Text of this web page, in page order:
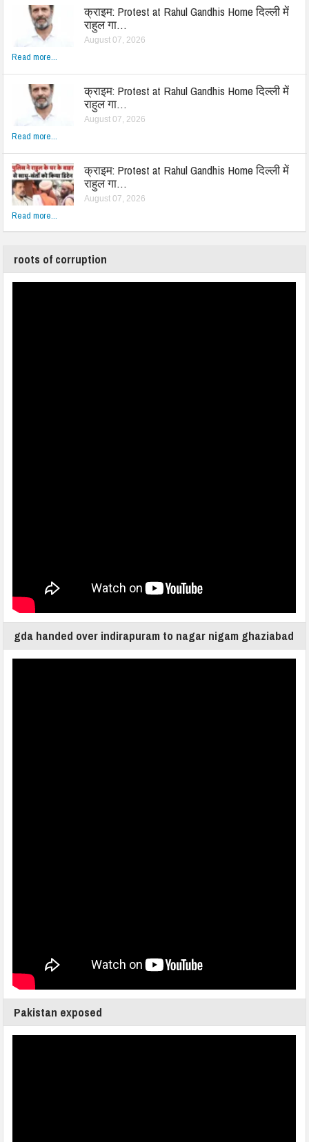
क्राइम: Protest at Rahul Gandhis Home दिल्ली में
राहुल गा…
August 07, 2026
Read more...
क्राइम: Protest at Rahul Gandhis Home दिल्ली में
राहुल गा…
August 07, 2026
Read more...
क्राइम: Protest at Rahul Gandhis Home दिल्ली में
राहुल गा…
August 07, 2026
Read more...
roots of corruption
gda handed over indirapuram to nagar nigam ghaziabad
Pakistan exposed